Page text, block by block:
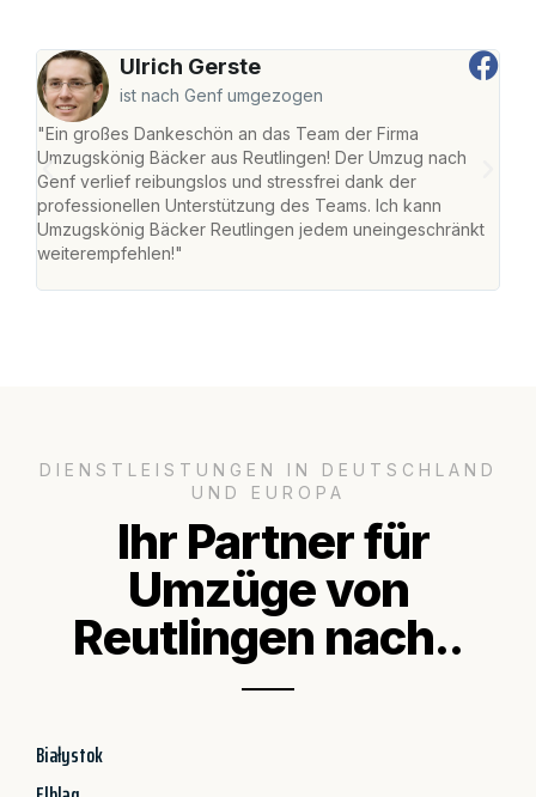
Ulrich Gerste
ist nach Genf umgezogen
"Ein großes Dankeschön an das Team der Firma
Umzugskönig Bäcker aus Reutlingen! Der Umzug nach
Genf verlief reibungslos und stressfrei dank der
professionellen Unterstützung des Teams. Ich kann
Umzugskönig Bäcker Reutlingen jedem uneingeschränkt
weiterempfehlen!"
DIENSTLEISTUNGEN IN DEUTSCHLAND
UND EUROPA
Ihr Partner für
Umzüge von
Reutlingen nach..
Białystok